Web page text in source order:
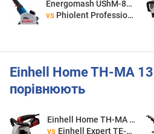
Energomash UShM-8150Sh
vs Phiolent Professional B2-30
Einhell Home TH-MA
порівнюють
Einhell Home TH-MA 1300
vs Einhell Expert TE-MA 1500